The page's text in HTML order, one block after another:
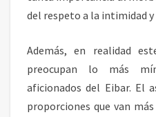
del respeto a la intimidad
Además, en realidad
preocupan lo más
aficionados del Eibar. El
proporciones que van